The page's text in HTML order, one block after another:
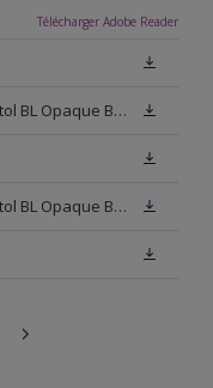
Télécharger Adobe Reader
Fiche de données de sécurité Cetol BL Opaque Blanc
Fiche de données de sécurité Cetol BL Opaque Base W05